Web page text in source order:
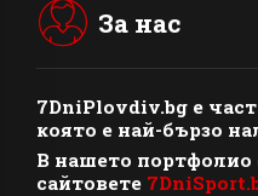
За нас
7DniPlovdiv.bg e
която е най-бързо
В нашето портфолио
сайтовете